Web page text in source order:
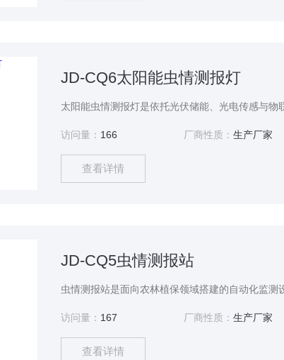
JD-CQ6太阳能虫情测报灯
访问量： 166 厂商性质： 生产厂家
查看详情
JD-CQ5虫情测报站
访问量： 167 厂商性质： 生产厂家
查看详情